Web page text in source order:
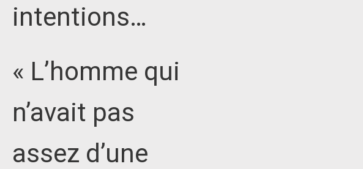
intentions…
« L’homme qui
n’avait pas
assez d’une